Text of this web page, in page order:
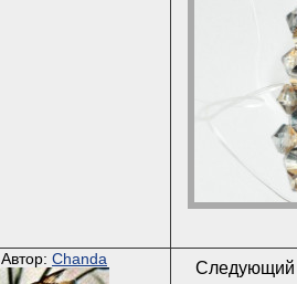
Автор: Chanda Следующий